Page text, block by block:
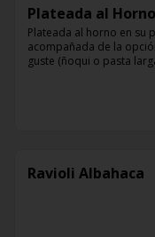
Plateada al Horno
Plateada al horno en su
acompañada de la
guste (ñoqui o pasta
Ravioli Albahaca